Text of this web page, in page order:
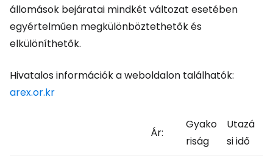
állomások bejáratai mindkét változat esetében
egyértelműen megkülönböztethetők és
elkülöníthetők.
Hivatalos információk a weboldalon találhatók:
arex.or.kr
Ár:
Gyako
riság
Utazá
si idő